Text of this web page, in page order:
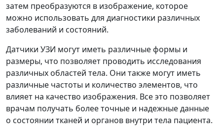
затем преобразуются в изображение, которое
можно использовать для диагностики различных
заболеваний и состояний.
Датчики УЗИ могут иметь различные формы и
размеры, что позволяет проводить исследования
различных областей тела. Они также могут иметь
различные частоты и количество элементов, что
влияет на качество изображения. Все это позволяет
врачам получать более точные и надежные данные
о состоянии тканей и органов внутри тела пациента.